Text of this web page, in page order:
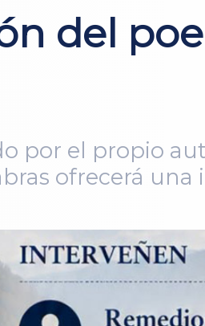
del
por el propio
ofrecerá una